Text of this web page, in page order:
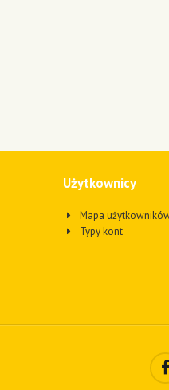
Użytkownicy
Mapa
Typy kont